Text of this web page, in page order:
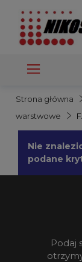
Strona główna
warstwowe
Nie
podane
Podaj